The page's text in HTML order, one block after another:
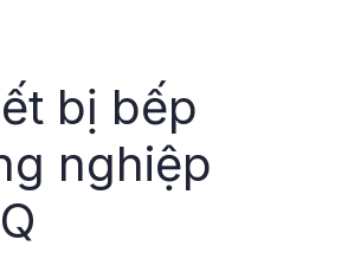
bị bếp
nghiệp